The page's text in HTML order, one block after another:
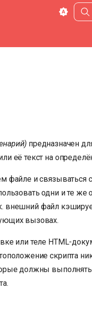
предназначен
её текст на
файле и
одни и те
внешний файл
вызовах.
или теле HTML-
скрипта
должны